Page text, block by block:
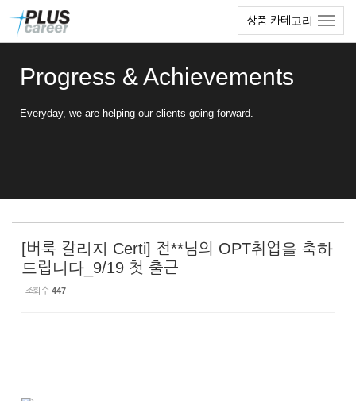
상품 카테고리
Progress & Achievements
Everyday, we are helping our clients going forward.
[버룩 칼리지 Certi] 전**님의 OPT취업을 축하
드립니다_9/19 첫 출근
조회 수 447